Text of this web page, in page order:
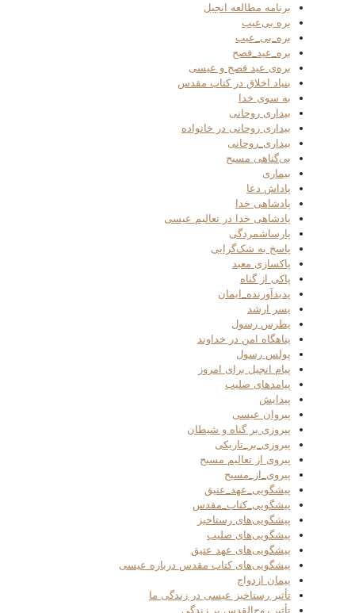
برنامه مطالعه انجیل
بره بی‌عیب
بره_بی_عیب
بره_عید_فصح
بره‌ی عید فصح و عیسی
بنیاد اخلاق در کتاب مقدس
به سوی خدا
بیداری روحانی
بیداری روحانی در خانواده
بیداری_روحانی
بی‌گناهی مسیح
بیماری
پاداش دعا
پادشاهی خدا
پادشاهی خدا در تعالیم عیسی
پارساشمردگی
پاسخ به شک‌گرایی
پاکسازی معبد
پاکی از گناه
پدیدآورنده_ایمان
پسر ارشد
پطرس رسول
پناهگاه امن در خداوند
پولس رسول
پیام انجیل برای امروز
پیامدهای صلیب
پیدایش
پیروان عیسی
پیروزی بر گناه و شیطان
پیروزی_بر_تاریکی
پیروی از تعالیم مسیح
پیروی_از_مسیح
پیشگویی_عهد_عتیق
پیشگویی_کتاب_مقدس
پیشگویی‌های رستاخیز
پیشگویی‌های صلیب
پیشگویی‌های عهد عتیق
پیشگویی‌های کتاب مقدس درباره عیسی
پیمان ازدواج
تأثیر رستاخیز عیسی در زندگی ما
تأثیر روح‌القدس بر زندگی